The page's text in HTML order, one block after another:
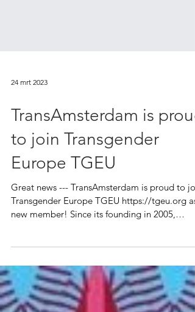
TransAmsterdam is proud
to join Transgender
Europe TGEU
Great news --- TransAmsterdam is proud to
Transgender Europe TGEU https://tgeu.org as
TGEU...